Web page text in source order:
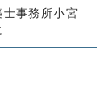
事務所小宮